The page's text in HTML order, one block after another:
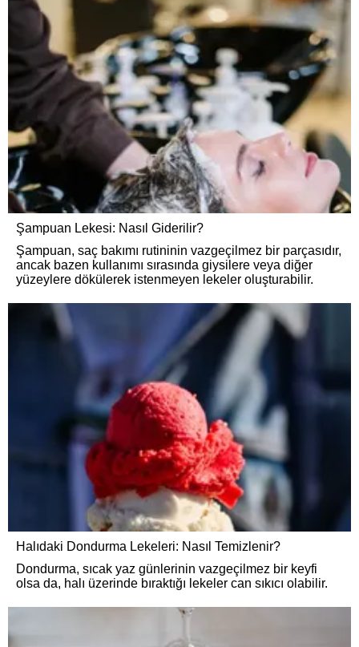
Şampuan Lekesi: Nasıl Giderilir?
Şampuan, saç bakımı rutininin vazgeçilmez bir parçasıdır,
ancak bazen kullanımı sırasında giysilere veya diğer
yüzeylere dökülerek istenmeyen lekeler oluşturabilir.
Halıdaki Dondurma Lekeleri: Nasıl Temizlenir?
Dondurma, sıcak yaz günlerinin vazgeçilmez bir keyfi
olsa da, halı üzerinde bıraktığı lekeler can sıkıcı olabilir.